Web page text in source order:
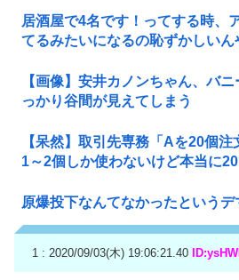
居酒屋で4名です！ってする時、
てるみたいになるの恥ずかしいん
【画像】安井カノンちゃん、バ
っかり谷間が見えてしまう
【呆然】取引先専務「Aを20個
1～2個しか使わないけど本当に
原爆投下なんてなかったという
1 : 2020/09/03(木) 19:06:21.40